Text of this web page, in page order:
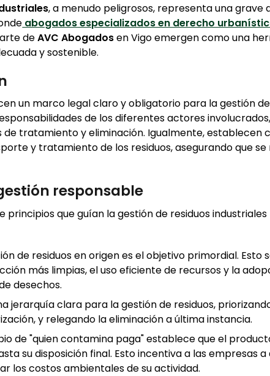
, a menudo peligrosos, representa una grave
abogados especializados en derecho
deAVC Abogadosen Vigo emergen como una
y sostenible.
un marco legal claro y obligatorio para la gestión
de los diferentes actores
tratamiento y eliminación. Igualmente, establecen
y tratamiento de los residuos, asegurando que se
responsable
principios que guían la gestión de residuos
de residuos en origen es el objetivo primordial. Esto
más limpias, el uso eficiente de recursos y la
desechos.
jerarquía clara para la gestión de residuos,
y relegando la eliminación a última instancia.
de "quien contamina paga" establece que el
su disposición final. Esto incentiva a las empresas
los costos ambientales de su actividad.